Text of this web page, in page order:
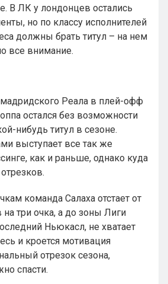
В ЛК у лондонцев остались
но по классу исполнителей
должны брать титул – на нем
все внимание.
Реала в плей-офф
остался без возможности
нибудь титул в сезоне.
выступает все так же
как и раньше, однако куда
команда Салаха отстает от
три очка, а до зоны Лиги
Ньюкасл, не хватает
и кроется мотивация
отрезок сезона,
спасти.